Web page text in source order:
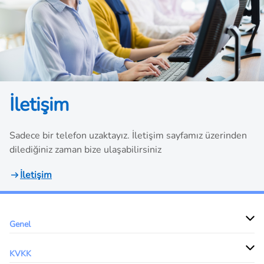
İletişim
Sadece bir telefon uzaktayız. İletişim sayfamız üzerinden
dilediğiniz zaman bize ulaşabilirsiniz
İletişim
Genel
KVKK